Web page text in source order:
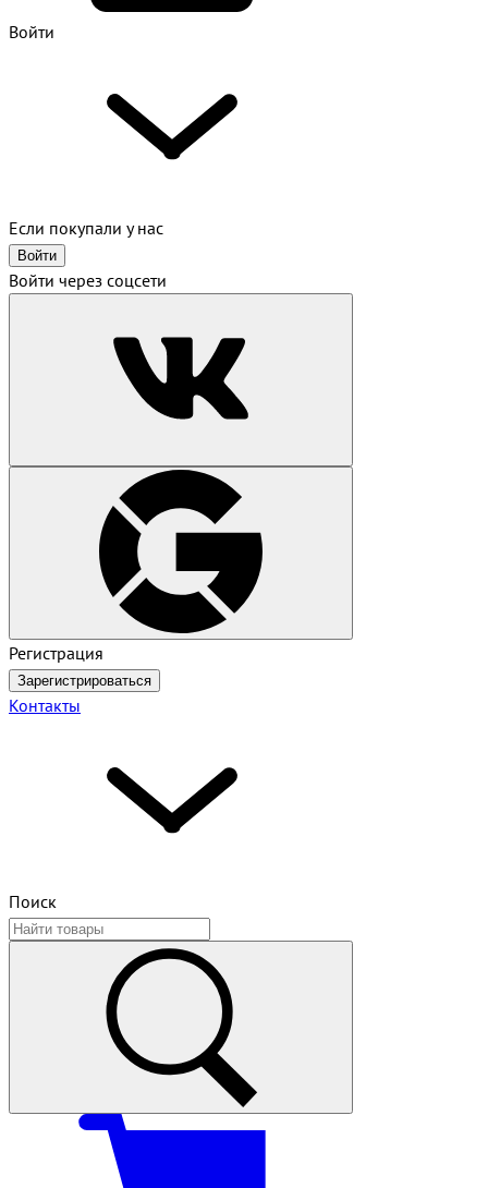
Войти
Если покупали у нас
Войти
Войти через соцсети
Регистрация
Зарегистрироваться
Контакты
Поиск